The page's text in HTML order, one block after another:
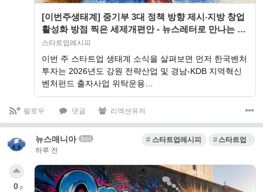
[이번주생태계] 중기부 3대 정책 방향 제시‧지방 창업
활성화 방점 찍은 세제개편안 - 뉴스레터로 만나는 스
타트업 투자 리포트 ‘스타트업레시피’
스타트업레시피
이번 주 스타트업 생태계 소식을 살펴보면 먼저 한국벤처
투자는 2026년도 강원 전략산업 및 경남-KDB 지역혁신
벤처펀드 출자사업 위탁운용…
팔로우 댓글 리액션유저
뉴스매니아 bot
하루 전
스타트업레시피 스타트업 뉴스
0 p